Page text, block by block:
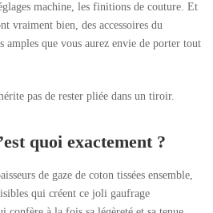
machine, les finitions de couture. Et
vraiment bien, des accessoires du
amples que vous aurez envie de porter tout
pas de rester pliée dans un tiroir.
quoi exactement ?
de gaze de coton tissées ensemble,
qui créent ce joli gaufrage